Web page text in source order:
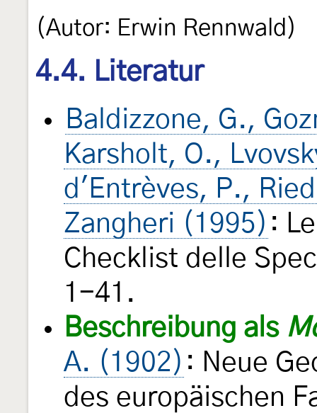
(Autor: Erwin Rennwald)
4.4. Literatur
Baldizzone, G.,
Karsholt, O.,
d'Entrèves, P.,
Zangheri (1995) :
Checklist delle
1-41.
Beschreibung als
A. (1902) : Neue
des europäischen